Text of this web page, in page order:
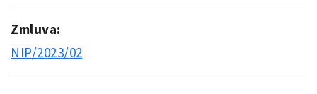
Zmluva:
NIP/2023/02